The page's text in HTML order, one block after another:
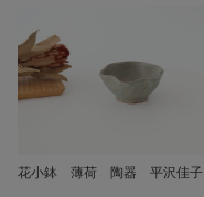
花小鉢 薄荷 陶器 平沢佳子